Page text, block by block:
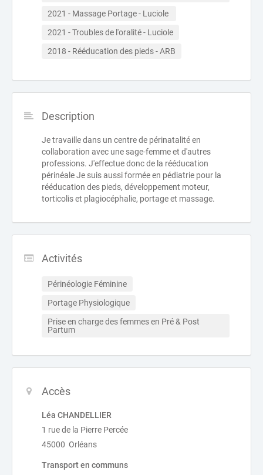
2021 - Massage Portage - Luciole
2021 - Troubles de l'oralité - Luciole
2018 - Rééducation des pieds - ARB
Description
Je travaille dans un centre de périnatalité en
collaboration avec une sage-femme et d'autres
professions. J'effectue donc de la rééducation
périnéale Je suis aussi formée en pédiatrie pour la
rééducation des pieds, développement moteur,
torticolis et plagiocéphalie, portage et massage.
Activités
Périnéologie Féminine
Portage Physiologique
Prise en charge des femmes en Pré & Post
Partum
Accès
Léa CHANDELLIER
1 rue de la Pierre Percée
45000 Orléans
Transport en communs